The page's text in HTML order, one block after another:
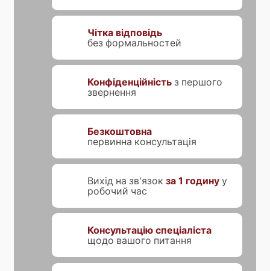
Чітка відповідь
без формальностей
Конфіденційністьз першого
звернення
Безкоштовна
первинна консультація
Вихід на зв'язок за 1 годинуу
робочий час
Консультацію спеціаліста
щодо вашого питання